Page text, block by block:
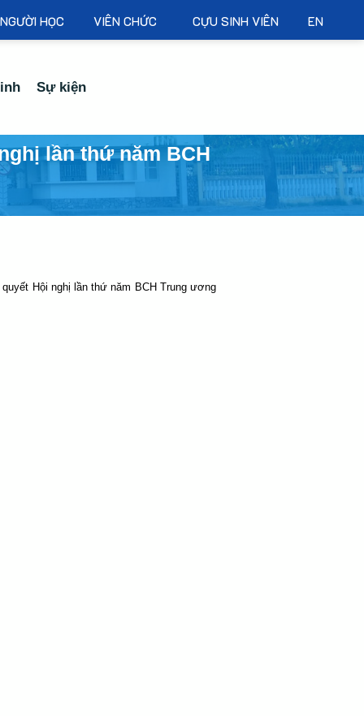
NGƯỜI HỌC VIÊN CHỨC CỰU SINH VIÊN EN
Sự kiện
lần thứ năm BCH
Hội nghị lần thứ năm BCH Trung ương